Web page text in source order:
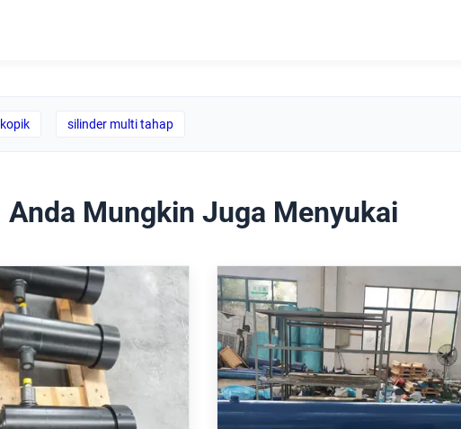
silinder multi tahap
Anda Mungkin Juga Menyukai
Hidraulik Teleskopik
Tekanan Operasi 250
Tekanan 3100mm
Lengan Robot
Heavy Duty Mill Type Hydraulic
Cylinder with 160mm Bore
Standar ISO 6022 dan umpan
balik posisi